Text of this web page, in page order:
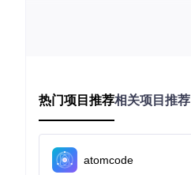
基础实现与时间复杂度分析
热门项目推荐相关项目推荐
atomcode